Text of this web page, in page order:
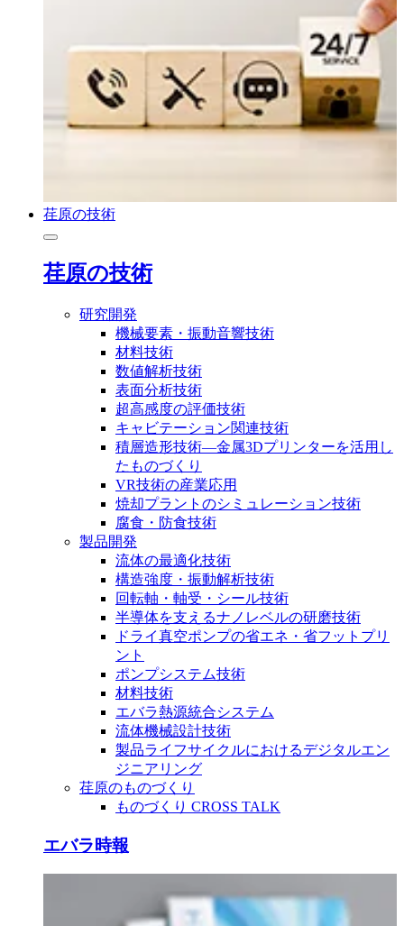
荏原の技術
荏原の技術
研究開発
機械要素・振動音響技術
材料技術
数値解析技術
表面分析技術
超高感度の評価技術
キャビテーション関連技術
積層造形技術―金属3Dプリンターを活用し
たものづくり
VR技術の産業応用
焼却プラントのシミュレーション技術
腐食・防食技術
製品開発
流体の最適化技術
構造強度・振動解析技術
回転軸・軸受・シール技術
半導体を支えるナノレベルの研磨技術
ドライ真空ポンプの省エネ・省フットプリ
ント
ポンプシステム技術
材料技術
エバラ熱源統合システム
流体機械設計技術
製品ライフサイクルにおけるデジタルエン
ジニアリング
荏原のものづくり
ものづくり CROSS TALK
エバラ時報